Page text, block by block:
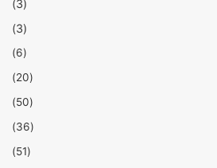
(3)
(3)
(6)
(20)
(50)
(36)
(51)